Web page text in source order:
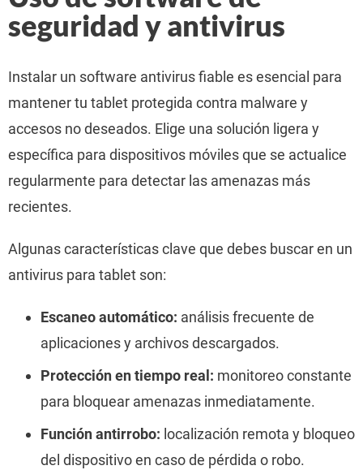
seguridad y antivirus
Instalar un software antivirus fiable es esencial para
mantener tu tablet protegida contra malware y
accesos no deseados. Elige una solución ligera y
específica para dispositivos móviles que se actualice
regularmente para detectar las amenazas más
recientes.
Algunas características clave que debes buscar en un
antivirus para tablet son:
Escaneo automático: análisis frecuente de
aplicaciones y archivos descargados.
Protección en tiempo real: monitoreo constante
para bloquear amenazas inmediatamente.
Función antirrobo: localización remota y bloqueo
del dispositivo en caso de pérdida o robo.